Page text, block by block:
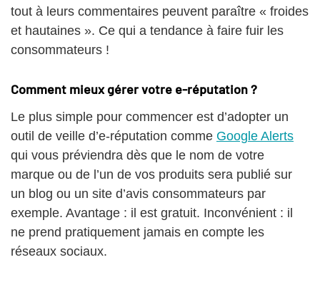
tout à leurs commentaires peuvent paraître « froides
et hautaines ». Ce qui a tendance à faire fuir les
consommateurs !
Comment mieux gérer votre e-réputation ?
Le plus simple pour commencer est d’adopter un
outil de veille d’e-réputation comme Google Alerts
qui vous préviendra dès que le nom de votre
marque ou de l’un de vos produits sera publié sur
un blog ou un site d’avis consommateurs par
exemple. Avantage : il est gratuit. Inconvénient : il
ne prend pratiquement jamais en compte les
réseaux sociaux.